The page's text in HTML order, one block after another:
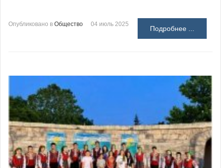
Опубликовано в Общество 04 июль 2025
Подробнее ...